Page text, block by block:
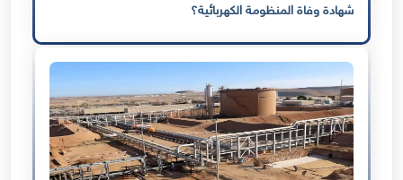
شهادة وفاة المنظومة الكهربائية؟